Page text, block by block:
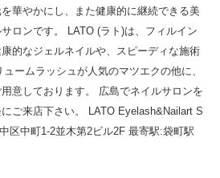
華やかにし、また健康的に継続できる美
ロンです。 LATO (ラト)は、フィルイン
的なジェルネイルや、スピーディな施術
ームラッシュが人気のマツエクの他に、
意しております。 広島でネイルサロンを
ご来店下さい。 LATO Eyelash&Nailart S
区中町1-2並木第2ビル2F 最寄駅:袋町駅